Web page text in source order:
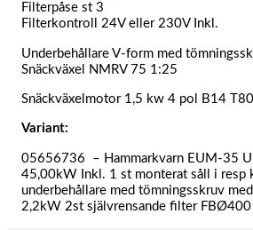
Filterpåse st 3
Filterkontroll 24V eller 230V Inkl.
Underbehållare V-form med
Snäckväxel NMRV 75 1:25
Snäckväxelmotor 1,5 kw 4 pol B14 T80
Variant:
05656736 – Hammarkvarn EUM-35
45,00kW Inkl. 1 st monterat såll i resp
underbehållare med tömningsskruv
2,2kW 2st självrensande filter